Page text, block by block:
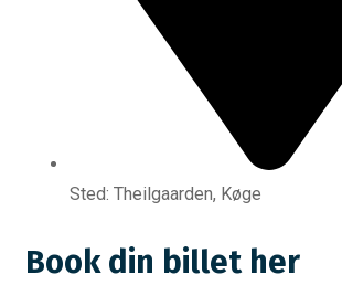
Sted: Theilgaarden, Køge
Book din billet her